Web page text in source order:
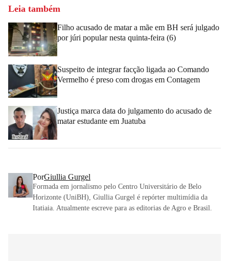
Leia também
Filho acusado de matar a mãe em BH será julgado
por júri popular nesta quinta-feira (6)
Suspeito de integrar facção ligada ao Comando
Vermelho é preso com drogas em Contagem
Justiça marca data do julgamento do acusado de
matar estudante em Juatuba
PorGiullia Gurgel
Formada em jornalismo pelo Centro Universitário de Belo
Horizonte (UniBH), Giullia Gurgel é repórter multimídia da
Itatiaia. Atualmente escreve para as editorias de Agro e Brasil.